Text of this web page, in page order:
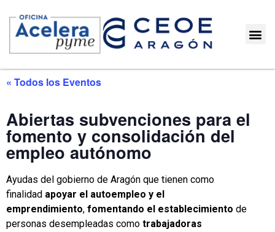
« Todos los Eventos
Abiertas subvenciones para el
fomento y consolidación del
empleo autónomo
Ayudas del gobierno de Aragón que tienen como
finalidad apoyar el autoempleo y el
emprendimiento, fomentando el establecimiento de
personas desempleadas como trabajadoras